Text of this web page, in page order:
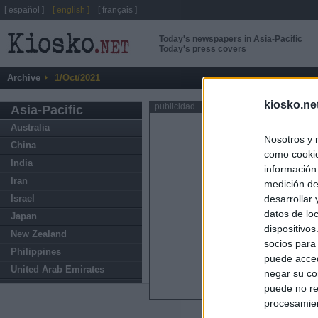
Nosotros y
como
medición
desarrollar
datos de
socios
puede
negar su
puede no
Today's newspapers in Asia-Pacific
Today's press covers
Archive 1/Oct/2021
Asia-Pacific
Australia
China
India
Iran
Israel
Japan
New Zealand
Philippines
United Arab Emirates
publicidad
ABOUT
[ español ] [ english ] [ français ]